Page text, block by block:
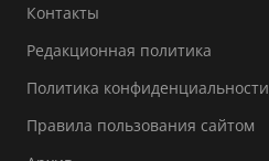
Контакты
Редакционная политика
Политика конфиденциальности
Правила пользования сайтом